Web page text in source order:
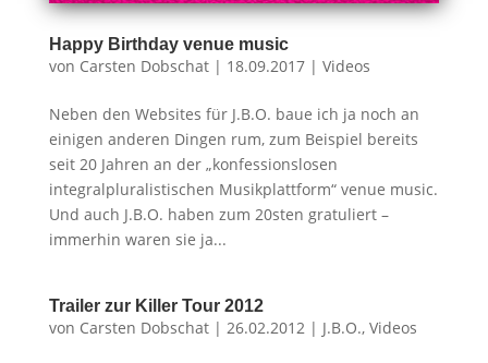
Happy Birthday venue music
von Carsten Dobschat| 18.09.2017| Videos
Neben den Websites für J.B.O. baue ich ja noch an
einigen anderen Dingen rum, zum Beispiel bereits
seit 20 Jahren an der „konfessionslosen
integralpluralistischen Musikplattform“ venue music.
Und auch J.B.O. haben zum 20sten gratuliert –
immerhin waren sie ja...
Trailer zur Killer Tour 2012
von Carsten Dobschat| 26.02.2012 | J.B.O., Videos